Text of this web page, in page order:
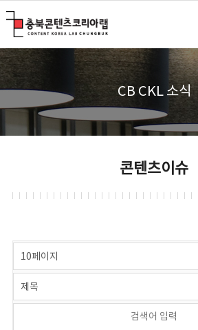
CB CKL 소식
콘텐츠이슈